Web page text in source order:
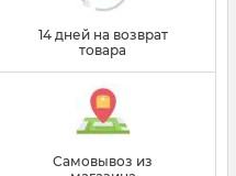
14 дней на возврат
товара
Самовывоз из